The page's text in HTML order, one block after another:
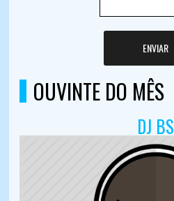
ENVIAR
OUVINTE DO MÊS
DJ BS